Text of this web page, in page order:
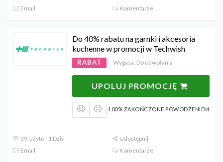
Email
Komentarze
Do 40% rabatu na garnki i akcesoria
kuchenne w promocji w Techwish
RABAT Wygasa: Do odwołania
UPOLUJ PROMOCJĘ
100% ZAKOŃCZONE POWODZENIEM
39 Użyto - 1 Dziś
Udostępnij
Email
Komentarze